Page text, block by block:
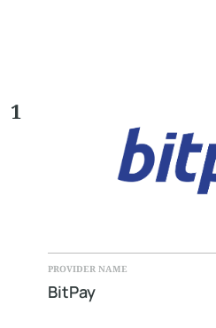
1
PROVIDER NAME
BitPay